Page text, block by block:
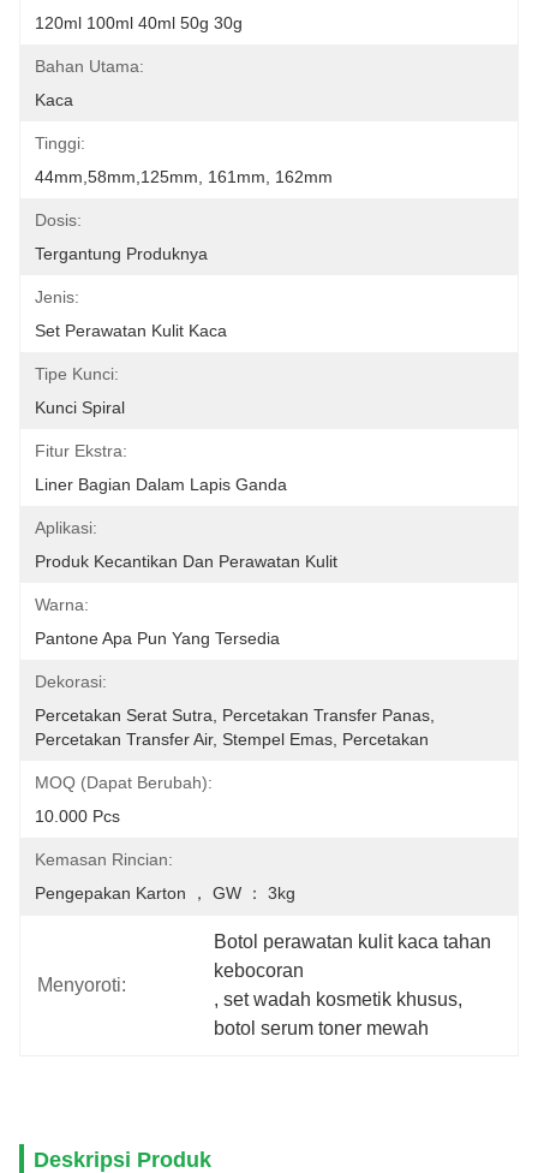
120ml 100ml 40ml 50g 30g
Bahan Utama:
Kaca
Tinggi:
44mm,58mm,125mm, 161mm, 162mm
Dosis:
Tergantung Produknya
Jenis:
Set Perawatan Kulit Kaca
Tipe Kunci:
Kunci Spiral
Fitur Ekstra:
Liner Bagian Dalam Lapis Ganda
Aplikasi:
Produk Kecantikan Dan Perawatan Kulit
Warna:
Pantone Apa Pun Yang Tersedia
Dekorasi:
Percetakan Serat Sutra, Percetakan Transfer Panas,
Percetakan Transfer Air, Stempel Emas, Percetakan
MOQ (dapat Berubah):
10.000 Pcs
Kemasan Rincian:
Pengepakan Karton ， GW ： 3kg
Menyoroti:
Botol perawatan kulit kaca tahan
kebocoran
, set wadah kosmetik khusus,
botol serum toner mewah
Deskripsi Produk